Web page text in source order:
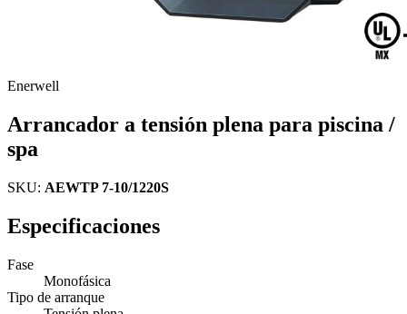
Enerwell
Arrancador a tensión plena para piscina /
spa
SKU: AEWTP 7-10/1220S
Especificaciones
Fase
Monofásica
Tipo de arranque